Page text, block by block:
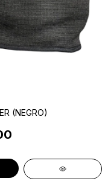
(NEGRO)